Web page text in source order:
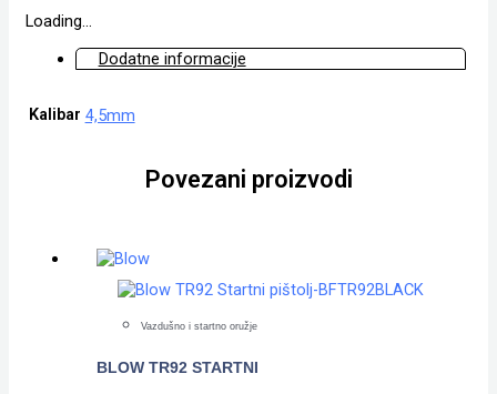
Loading...
Dodatne informacije
Kalibar 4,5mm
Povezani proizvodi
Vazdušno i startno oružje
BLOW TR92 STARTNI